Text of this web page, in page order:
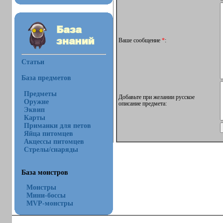
Статьи
База предметов
Предметы
Оружие
Эквип
Карты
Приманки для петов
Яйца питомцев
Акцессы питомцев
Стрелы/снаряды
База монстров
Монстры
Мини-боссы
MVP-монстры
Ваше сообщение *:
Добавьте при желании русское
описание предмета: